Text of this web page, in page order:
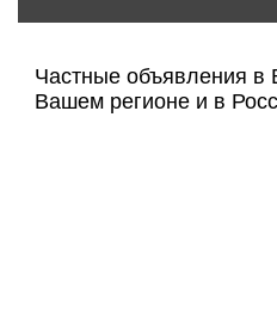
Частные объявления в
Вашем регионе и в